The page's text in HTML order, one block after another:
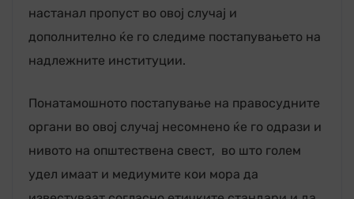
настанал пропуст во овој случај и
дополнително ќе го следиме постапувањето на
надлежните институции.
Понатамошното постапување на правосудните
органи во овој случај несомнено ќе го одрази и
нивото на општествена свест, во што голем
удел имаат и медиумите кои мора да